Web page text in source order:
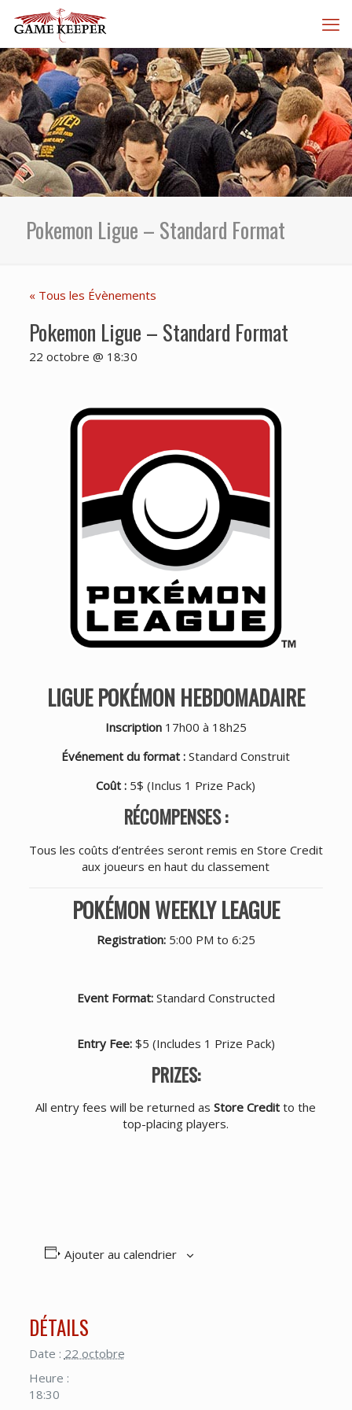
Pokemon Ligue – Standard Format
« Tous les Évènements
Pokemon Ligue – Standard Format
22 octobre @ 18:30
LIGUE POKÉMON HEBDOMADAIRE
Inscription 17h00 à 18h25
Événement du format :Standard Construit
Coût : 5$ (Inclus 1 Prize Pack)
RÉCOMPENSES :
Tous les coûts d’entrées seront remis en Store Credit
aux joueurs en haut du classement
POKÉMON WEEKLY LEAGUE
Registration:5:00 PM to 6:25
Event Format:Standard Constructed
Entry Fee:$5 (Includes 1 Prize Pack)
PRIZES:
All entry fees will be returned asStore Credit to the
top-placing players.
Ajouter au calendrier
DÉTAILS
Date : 22 octobre
Heure :
18:30